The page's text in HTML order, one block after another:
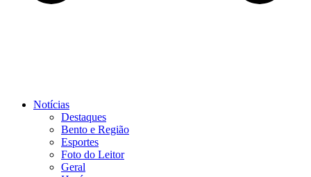
Notícias
Destaques
Bento e Região
Esportes
Foto do Leitor
Geral